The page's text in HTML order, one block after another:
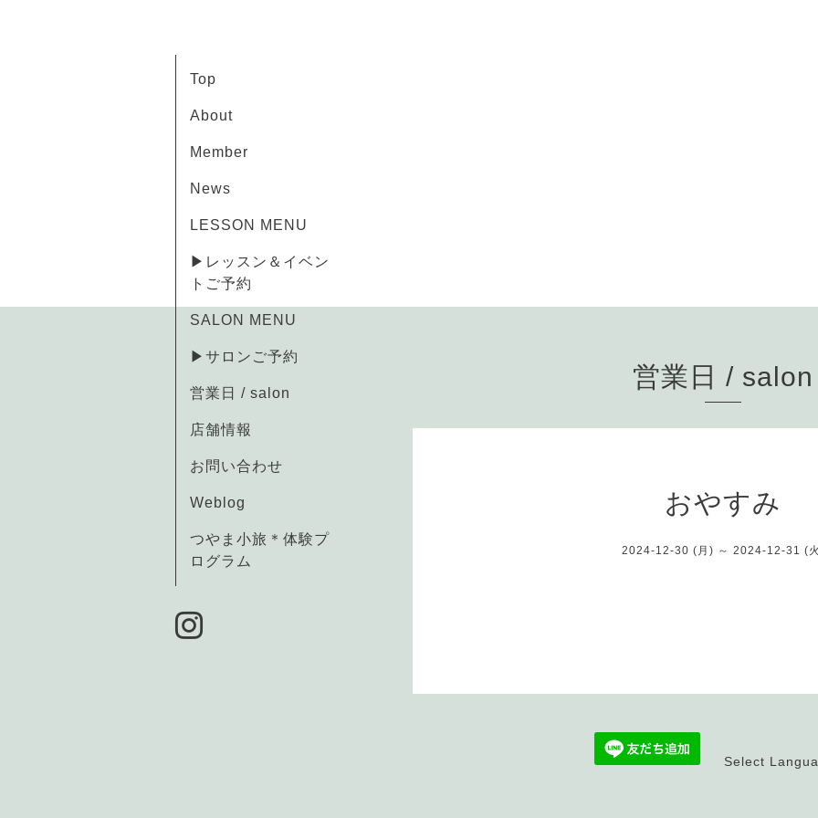
Top
About
Member
News
LESSON MENU
▶レッスン＆イベン
トご予約
SALON MENU
▶サロンご予約
営業日 / salon
店舗情報
お問い合わせ
Weblog
つやま小旅＊体験プ
ログラム
営業日 / salon
おやすみ
2024-12-30 (月) ～ 2024-12-31 (
Select